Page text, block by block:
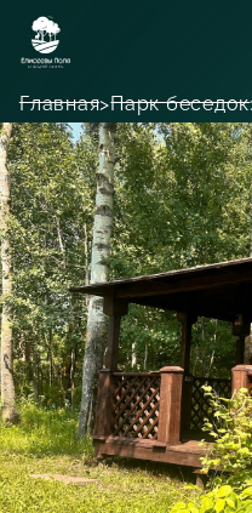
Главная Парк беседок